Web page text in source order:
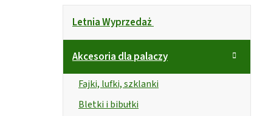
P
a
e
kategorie
t
g
Letnia Wyprzedaż
Akcesoria dla palaczy
Fajki, lufki, szklanki
Bletki i bibułki